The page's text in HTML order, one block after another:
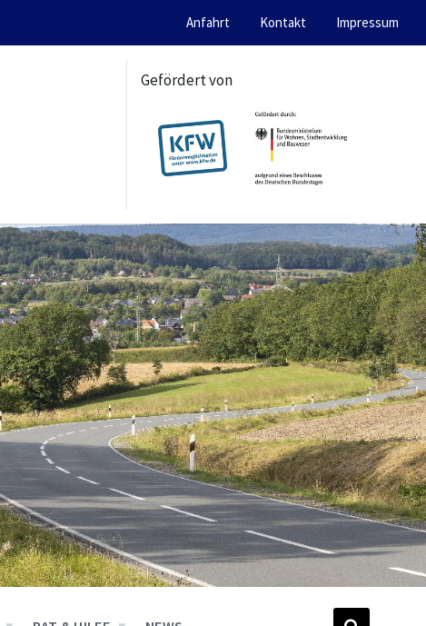
Anfahrt Kontakt Impressum
Gefördert von